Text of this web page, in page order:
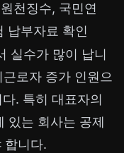
천징수, 국민연
납부자료 확인
실수가 많이 납니
근로자 증가 인원으
. 특히 대표자의
있는 회사는 공제
합니다.